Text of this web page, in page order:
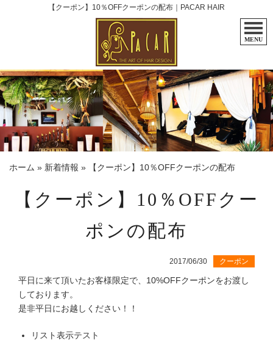
【クーポン】10％OFFクーポンの配布｜PACAR HAIR
MENU
ホーム » 新着情報 » 【クーポン】10％OFFクーポンの配布
【クーポン】10％OFFクー
ポンの配布
2017/06/30 クーポン
平日に来て頂いたお客様限定で、10%OFFクーポンをお渡し
しております。
是非平日にお越しください！！
リスト表示テスト